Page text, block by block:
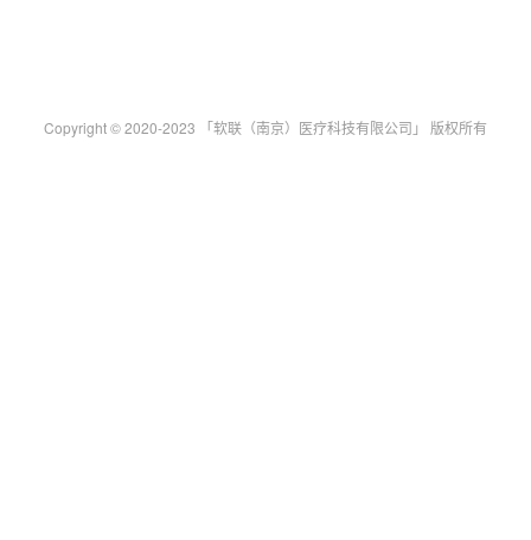
Copyright © 2020-2023 「软联（南京）医疗科技有限公司」 版权所有